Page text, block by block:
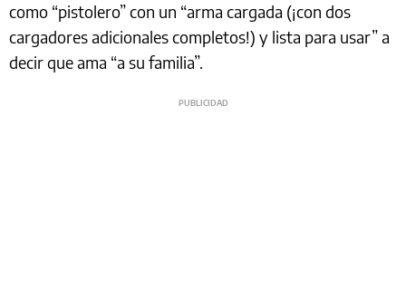
como “pistolero” con un “arma cargada (¡con dos
cargadores adicionales completos!) y lista para usar” a
decir que ama “a su familia”.